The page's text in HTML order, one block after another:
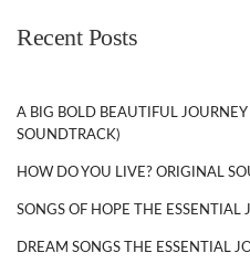
Recent Posts
A BIG BOLD BEAUTIFUL
SOUNDTRACK)
HOW DO YOU LIVE? ORIGINAL
SONGS OF HOPE THE ESSENTIAL
DREAM SONGS THE ESSENTIAL